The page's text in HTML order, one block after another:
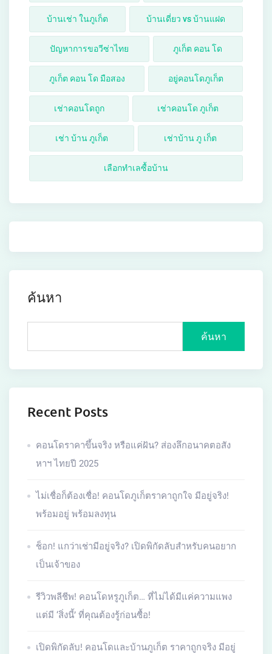
บ้านเช่า ในภูเก็ต บ้านเดี่ยว vs บ้านแฝด
ปัญหาการขอวีซ่าไทย ภูเก็ต คอน โด
ภูเก็ต คอน โด มือสอง อยู่คอนโดภูเก็ต
เช่าคอนโดถูก เช่าคอนโด ภูเก็ต
เช่า บ้าน ภูเก็ต เช่าบ้าน ภู เก็ต
เลือกทำเลซื้อบ้าน
ค้นหา
ค้นหา
Recent Posts
คอนโดราคาขึ้นจริง หรือแค่ฝัน? ส่องลึกอนาคตอสัง
หาฯ ไทยปี 2025
ไม่เชื่อก็ต้องเชื่อ! คอนโดภูเก็ตราคาถูกใจ มีอยู่จริง!
พร้อมอยู่ พร้อมลงทุน
ช็อก! แกว่าเช่ามีอยู่จริง? เปิดพิกัดลับสำหรับคนอยาก
เป็นเจ้าของ
รีวิวพลีชีพ! คอนโดหรูภูเก็ต… ที่ไม่ได้มีแค่ความแพง
แต่มี ‘สิ่งนี้’ ที่คุณต้องรู้ก่อนซื้อ!
เปิดพิกัดลับ! คอนโดและบ้านภูเก็ต ราคาถูกจริง มีอยู่